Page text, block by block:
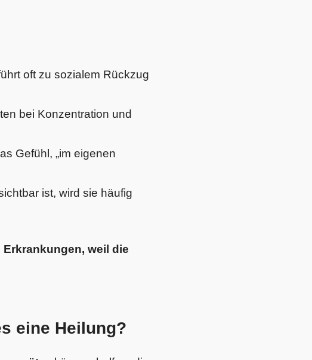
oft zu sozialem Rückzug
bei Konzentration und
Gefühl, „im eigenen
ist, wird sie häufig
weil die
eine Heilung?